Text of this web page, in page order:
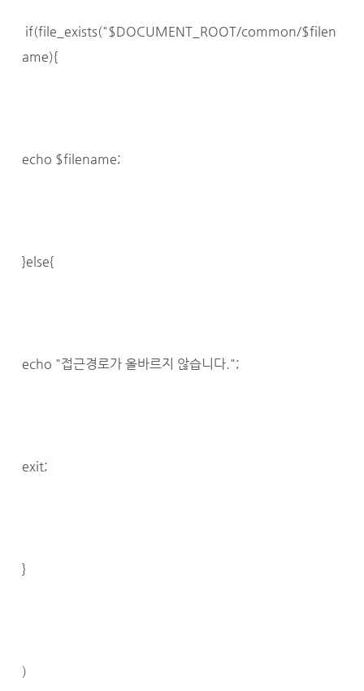
if(file_exists("$DOCUMENT_ROOT/common/$filen
ame){
echo $filename;
}else{
echo "접근경로가 올바르지 않습니다.";
exit;
}
)